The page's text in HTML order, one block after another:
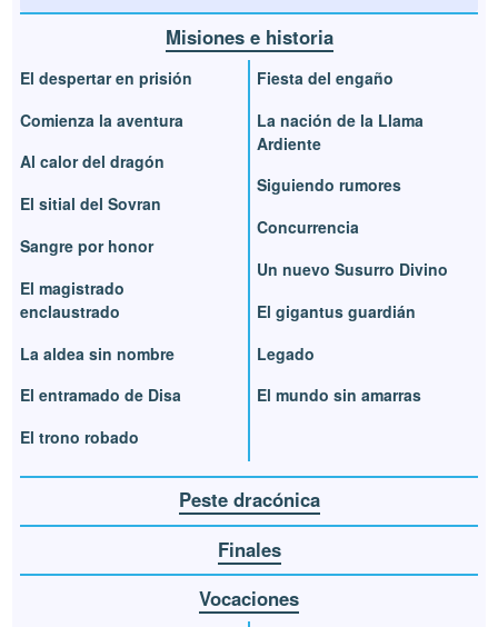
Misiones e historia
El despertar en prisión
Comienza la aventura
Al calor del dragón
El sitial del Sovran
Sangre por honor
El magistrado
enclaustrado
La aldea sin nombre
El entramado de Disa
El trono robado
Fiesta del engaño
La nación de la Llama
Ardiente
Siguiendo rumores
Concurrencia
Un nuevo Susurro Divino
El gigantus guardián
Legado
El mundo sin amarras
Peste dracónica
Finales
Vocaciones